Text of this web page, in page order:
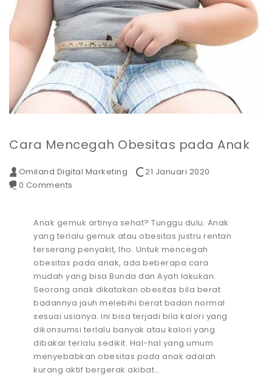
Cara Mencegah Obesitas pada Anak
Omiland Digital Marketing
21 Januari 2020
0 Comments
Anak gemuk artinya sehat? Tunggu dulu. Anak
yang terlalu gemuk atau obesitas justru rentan
terserang penyakit, lho. Untuk mencegah
obesitas pada anak, ada beberapa cara
mudah yang bisa Bunda dan Ayah lakukan.
Seorang anak dikatakan obesitas bila berat
badannya jauh melebihi berat badan normal
sesuai usianya. Ini bisa terjadi bila kalori yang
dikonsumsi terlalu banyak atau kalori yang
dibakar terlalu sedikit. Hal-hal yang umum
menyebabkan obesitas pada anak adalah
kurang aktif bergerak akibat…